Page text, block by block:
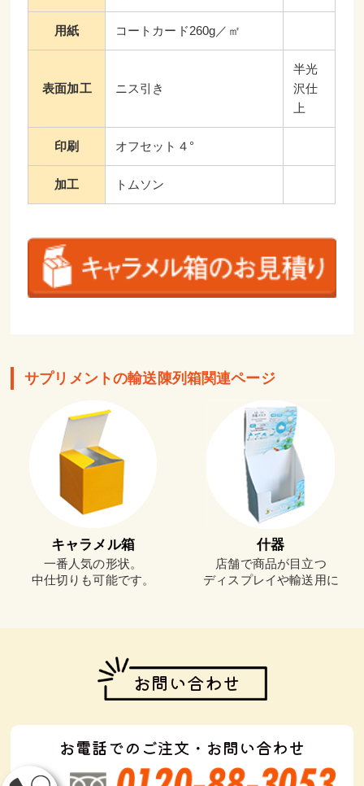
用紙 コートカード260g／㎡
表面加工 ニス引き
半光
沢仕
上
印刷 オフセット４°
加工 トムソン
サプリメントの輸送陳列箱関連ページ
キャラメル箱
一番人気の形状。
中仕切りも可能です。
什器
店舗で商品が目立つ
ディスプレイや輸送用に
お問い合わせ
お電話でのご注文・お問い合わせ